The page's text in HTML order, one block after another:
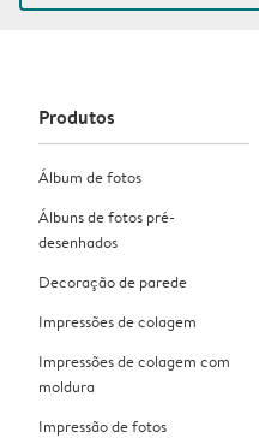
Produtos
Álbum de fotos
Álbuns de fotos pré-
desenhados
Decoração de parede
Impressões de colagem
Impressões de colagem com
moldura
Impressão de fotos